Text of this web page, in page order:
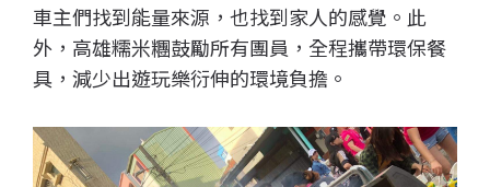
車主們找到能量來源，也找到家人的感覺。此
外，高雄糯米糰鼓勵所有團員，全程攜帶環保餐
具，減少出遊玩樂衍伸的環境負擔。